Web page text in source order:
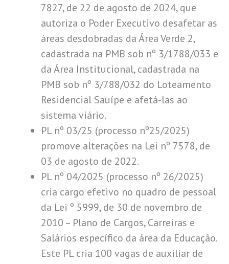
7827, de 22 de agosto de 2024, que
autoriza o Poder Executivo desafetar as
áreas desdobradas da Área Verde 2,
cadastrada na PMB sob nº 3/1788/033 e
da Área Institucional, cadastrada na
PMB sob nº 3/788/032 do Loteamento
Residencial Sauípe e afetá-las ao
sistema viário.
PL nº 03/25 (processo nº25/2025)
promove alterações na Lei nº 7578, de
03 de agosto de 2022.
PL nº 04/2025 (processo nº 26/2025)
cria cargo efetivo no quadro de pessoal
da Lei º 5999, de 30 de novembro de
2010 – Plano de Cargos, Carreiras e
Salários específico da área da Educação.
Este PL cria 100 vagas de auxiliar de